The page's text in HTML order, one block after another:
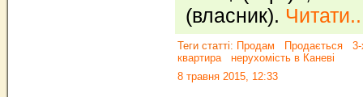
(власник).
Теги статті: Продам Продається
квартира
нерухомість в Каневі
8 травня 2015, 12:33